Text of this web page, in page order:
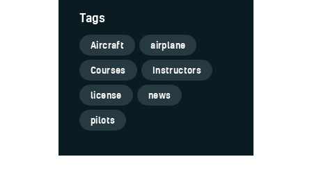
Tags
Aircraft
airplane
Courses
Instructors
license
news
pilots